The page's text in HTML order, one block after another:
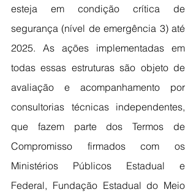
esteja em condição crítica de
segurança (nível de emergência 3) até
2025. As ações implementadas em
todas essas estruturas são objeto de
avaliação e acompanhamento por
consultorias técnicas independentes,
que fazem parte dos Termos de
Compromisso firmados com os
Ministérios Públicos Estadual e
Federal, Fundação Estadual do Meio